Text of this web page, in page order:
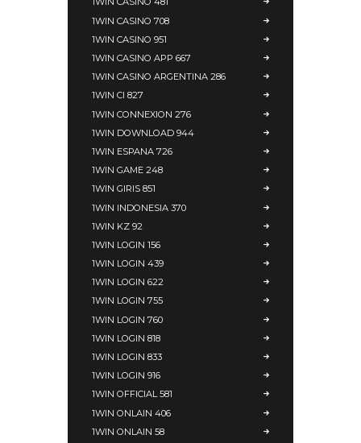
1WIN CASINO 708
1WIN CASINO 951
1WIN CASINO APP 667
1WIN CASINO ARGENTINA 286
1WIN CI 827
1WIN CONNEXION 276
1WIN DOWNLOAD 944
1WIN ESPANA 726
1WIN GAME 248
1WIN GIRIS 851
1WIN INDONESIA 370
1WIN KZ 92
1WIN LOGIN 156
1WIN LOGIN 439
1WIN LOGIN 622
1WIN LOGIN 755
1WIN LOGIN 760
1WIN LOGIN 818
1WIN LOGIN 833
1WIN LOGIN 916
1WIN OFFICIAL 581
1WIN ONLAIN 406
1WIN ONLAIN 58